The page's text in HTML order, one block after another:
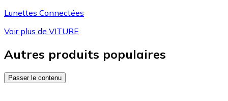
Lunettes Connectées
Voir plus de VITURE
Autres produits populaires
Passer le contenu